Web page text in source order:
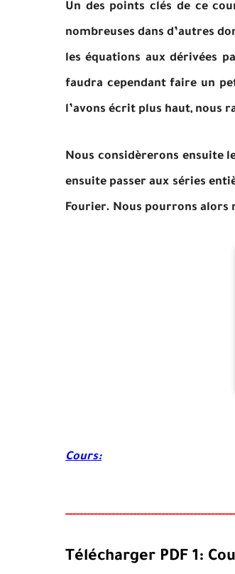
Un des points clés de ce
nombreuses dans d’autres
les équations aux dérivées
faudra cependant faire un
l’avons écrit plus haut, nous
Nous considèrerons ensuite
ensuite passer aux séries
Fourier. Nous pourrons alors
Cours:
-------------------------
Télécharger PDF 1: